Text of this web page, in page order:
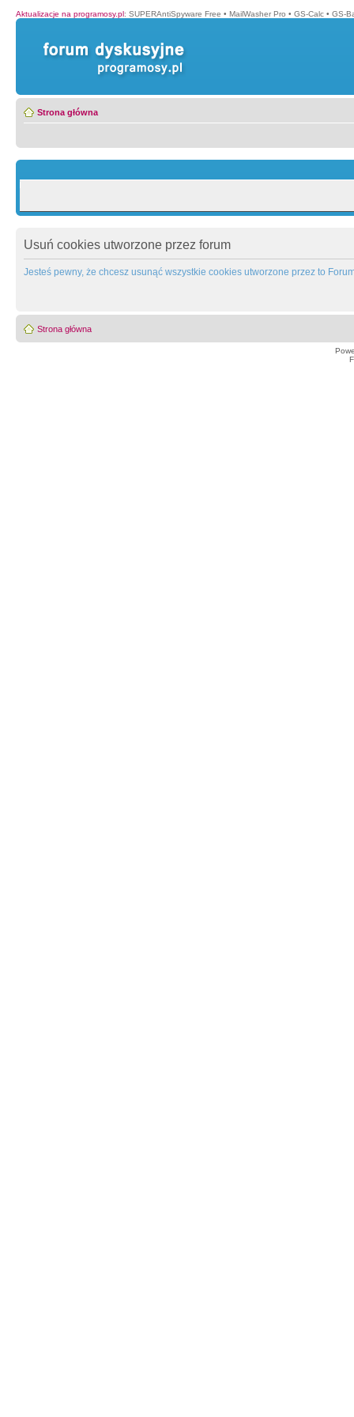
Aktualizacje na programosy.pl: SUPERAntiSpyware Free • MailWasher Pro • GS-Calc • GS-
Strona główna
Usuń cookies utworzone przez forum
Jesteś pewny, że chcesz usunąć wszystkie cookies utworzone przez to
Strona główna